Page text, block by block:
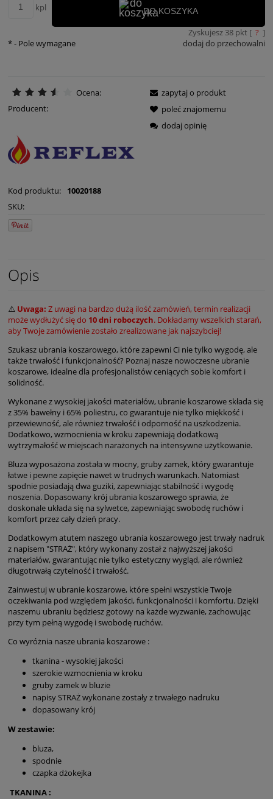
kpl DO KOSZYKA
Zyskujesz 38pkt [ ? ]
dodaj do przechowalni
*- Pole wymagane
Ocena:
Producent:
Kod produktu:
10020188
SKU:
zapytaj o produkt
poleć znajomemu
dodaj opinię
Opis
⚠️ Uwaga: Z uwagi na bardzo dużą ilość zamówień, termin realizacji
może wydłużyć się do 10 dni roboczych. Dokładamy wszelkich starań,
aby Twoje zamówienie zostało zrealizowane jak najszybciej!
Szukasz ubrania koszarowego, które zapewni Ci nie tylko wygodę, ale
także trwałość i funkcjonalność? Poznaj nasze nowoczesne ubranie
koszarowe, idealne dla profesjonalistów ceniących sobie komfort i
solidność.
Wykonane z wysokiej jakości materiałów, ubranie koszarowe składa się
z 35% bawełny i 65% poliestru, co gwarantuje nie tylko miękkość i
przewiewność, ale również trwałość i odporność na uszkodzenia.
Dodatkowo, wzmocnienia w kroku zapewniają dodatkową
wytrzymałość w miejscach narażonych na intensywne użytkowanie.
Bluza wyposażona została w mocny, gruby zamek, który gwarantuje
łatwe i pewne zapięcie nawet w trudnych warunkach. Natomiast
spodnie posiadają dwa guziki, zapewniając stabilność i wygodę
noszenia. Dopasowany krój ubrania koszarowego sprawia, że
doskonale układa się na sylwetce, zapewniając swobodę ruchów i
komfort przez cały dzień pracy.
Dodatkowym atutem naszego ubrania koszarowego jest trwały nadruk
z napisem "STRAŻ", który wykonany został z najwyższej jakości
materiałów, gwarantując nie tylko estetyczny wygląd, ale również
długotrwałą czytelność i trwałość.
Zainwestuj w ubranie koszarowe, które spełni wszystkie Twoje
oczekiwania pod względem jakości, funkcjonalności i komfortu. Dzięki
naszemu ubraniu będziesz gotowy na każde wyzwanie, zachowując
przy tym pełną wygodę i swobodę ruchów.
Co wyróżnia nasze ubrania koszarowe :
tkanina - wysokiej jakości
szerokie wzmocnienia w kroku
gruby zamek w bluzie
napisy STRAŻ wykonane zostały z trwałego nadruku
dopasowany krój
W zestawie:
bluza,
spodnie
czapka dżokejka
TKANINA :